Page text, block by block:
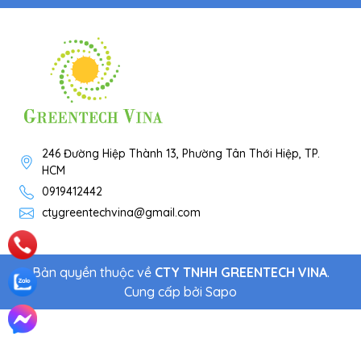
246 Đường Hiệp Thành 13, Phường Tân Thới Hiệp, TP.
HCM
0919412442
ctygreentechvina@gmail.com
Bản quyền thuộc về CTY TNHH GREENTECH VINA.
Cung cấp bởi Sapo